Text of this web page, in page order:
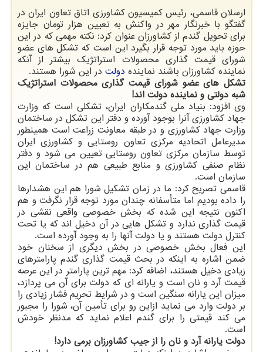
ارسلان قاسمی، رئیس کمیسیون کشاورزی اتاق تعاون ایران در
گفتگو با خبرنگار مهر در واکنش به تعیین هزار تومان جایزه
برای تحویل گندم از کشاورزان عنوان کرد: نکته مهمی که در این
حوزه باید مورد توجه قرار بگیرد این است که تشکل های عضو
شورای قیمت گذاری محصولات استراتژیک بیشتر از آنکه
نماینده کشاورزان باشند نماینده دولت در این شورا هستند.
تشکل های عضو شورای قیمت گذاری محصولات استراتژیک
شبه دولتی و نماینده دولت اند!
وی افزود: بنیاد ملی گندمکاران ایران، تشکلی است که وزارت
جهاد کشاورزی آنرا بوجود آورده و دفتر این تشکل در ساختمان
وزارت جهاد کشاورزی و در طبقه معاونت زراعت است همینطور
مدیرعامل اتحادیه مرکزی تعاون روستایی و کشاورزی ایران
توسط سازمان مرکزی تعاون روستایی تعیین می شود و دفتر
نظام صنفی کشاورزی و منابع طبیعی هم در ساختمان این
سازمان است.
قاسمی تصریح کرد: ما در زمان تشکیل شورا هم این هشدارها
را داده بودیم اما متأسفانه چندان مورد توجه قرار نگرفت و هم
اکنون نتیجه این شده که بخش خصوصی واقعی نقشی در
قیمت گذاری ندارد و تشکل هایی در آن دخیل اند که یا تحت
کنترل دولت هستند و یا دولت آنها را به وجود آورده است.
این فعال بخش خصوصی در بخش دیگری از سخنان خود
ضمن اشاره به اینکه در بحث قیمت گذاری گندم پارامترهای
زیادی دخیل هستند، اضافه کرد: مهم ترین پارامتر در این عرصه
قیمت آرد و نان است و یارانه ای که دولت برای آن می پردازد،
میزان این یارانه سنگین است و در شرایط تحریم فشار زیادی را
بر دولت وارد می نماید ازاین رو برای تأمین آن، شورا را مجبور
می کند قیمتی را برای گندم اعلام نماید که مدنظر خودش
است.
دولت یارانه آرد و نان را از جیب کشاورزان برمی دارد!